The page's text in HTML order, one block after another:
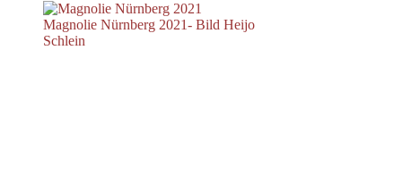
Magnolie Nürnberg 2021- Bild Heijo
Schlein